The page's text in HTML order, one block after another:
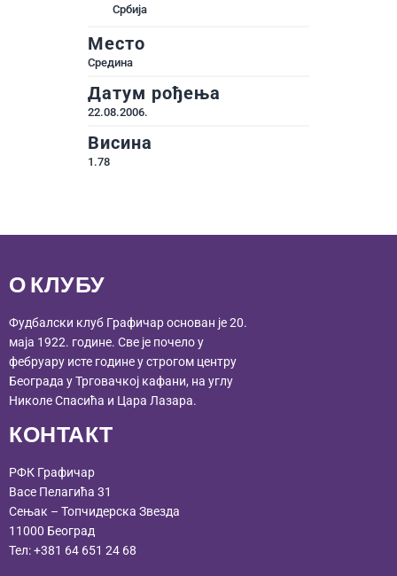
Србија
Место
Средина
Датум рођења
22.08.2006.
Висина
1.78
О КЛУБУ
Фудбалски клуб Графичар основан је 20.
маја 1922. године. Све је почело у
фебруару исте године у строгом центру
Београда у Трговачкој кафани, на углу
Николе Спасића и Цара Лазара.
КОНТАКТ
РФК Графичар
Васе Пелагића 31
Сењак – Топчидерска Звезда
11000 Београд
Тел:+381 64 651 24 68